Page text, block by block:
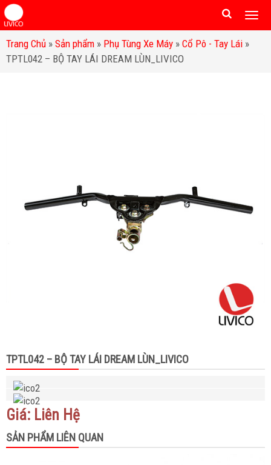
Trang Chủ » Sản phẩm » Phụ Tùng Xe Máy » Cổ Pô - Tay Lái »
TPTL042 – BỘ TAY LÁI DREAM LÙN_LIVICO
TPTL042 – BỘ TAY LÁI DREAM LÙN_LIVICO
Giá: Liên Hệ
SẢN PHẨM LIÊN QUAN